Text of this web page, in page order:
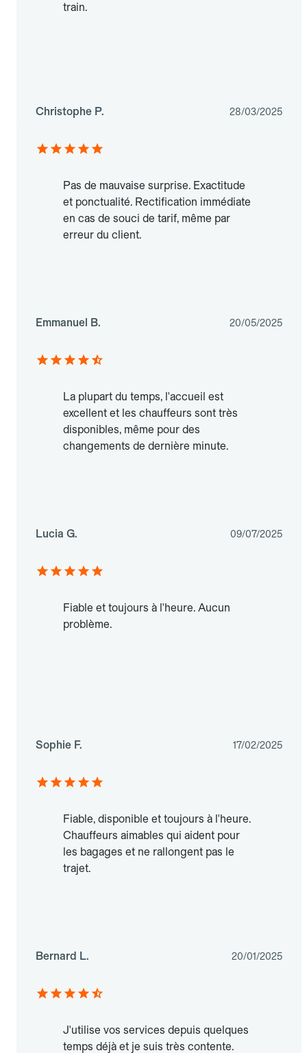
train.
Christophe P. 28/03/2025
Pas de mauvaise surprise. Exactitude
et ponctualité. Rectification immédiate
en cas de souci de tarif, même par
erreur du client.
Emmanuel B. 20/05/2025
La plupart du temps, l'accueil est
excellent et les chauffeurs sont très
disponibles, même pour des
changements de dernière minute.
Lucia G. 09/07/2025
Fiable et toujours à l'heure. Aucun
problème.
Sophie F. 17/02/2025
Fiable, disponible et toujours à l'heure.
Chauffeurs aimables qui aident pour
les bagages et ne rallongent pas le
trajet.
Bernard L. 20/01/2025
J'utilise vos services depuis quelques
temps déjà et je suis très contente.